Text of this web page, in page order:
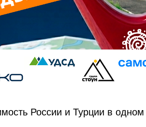
России и Турции в одном